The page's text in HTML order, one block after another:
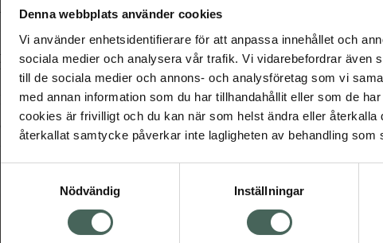
Denna webbplats använder cookies
Vi använder enhetsidentifierare för att anpassa innehållet och
sociala medier och analysera vår trafik. Vi vidarebefordrar även
till de sociala medier och annons- och analysföretag som vi
med annan information som du har tillhandahållit eller som de
cookies är frivilligt och du kan när som helst ändra eller
återkallat samtycke påverkar inte lagligheten av behandling som
Nödvändig
Inställningar
bipacksedeln innan användning.
från FASS Visa